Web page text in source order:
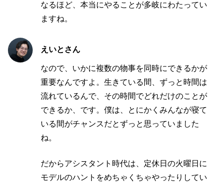
なるほど、本当にやることが多岐にわたってい
ますね。
えいとさん
なので、いかに複数の物事を同時にできるかが
重要なんですよ。生きている間、ずっと時間は
流れているんで、その時間でどれだけのことが
できるか、です。僕は、とにかくみんなが寝て
いる間がチャンスだとずっと思っていました
ね。
だからアシスタント時代は、定休日の火曜日に
モデルのハントをめちゃくちゃやったりしてい